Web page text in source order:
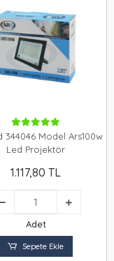
344046 Model Ars100w
Led Projektör
1.117,80 TL
Adet
Sepete Ekle